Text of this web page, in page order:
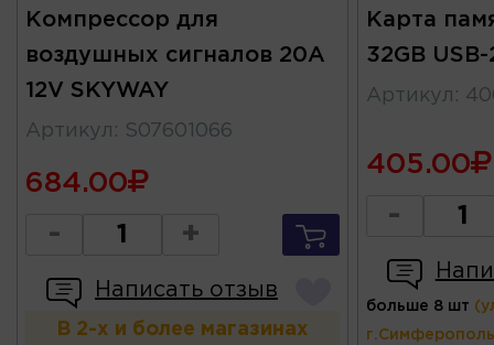
Компрессор для
воздушных сигналов 20А
12V SKYWAY
Артикул : S07601066
684.00
- +
Написать отзыв
В 2-х и более магазинах
Карта
32GB
Артикул :
405.00
-
больше 8 шт